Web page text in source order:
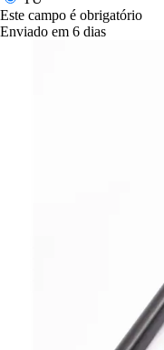
Este campo é obrigatório
Enviado em 6 dias